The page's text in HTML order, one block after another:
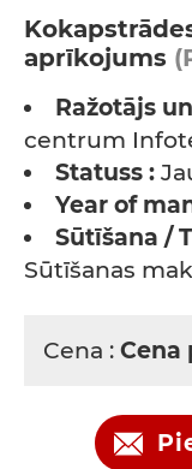
aprīkojums
Ražotājs
centrum
Statuss :
Year of
Sūtīšana /
Sūtīšanas
Cena : Cena